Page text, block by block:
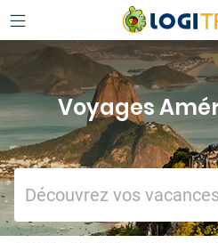
Voyages
Découvrez vos